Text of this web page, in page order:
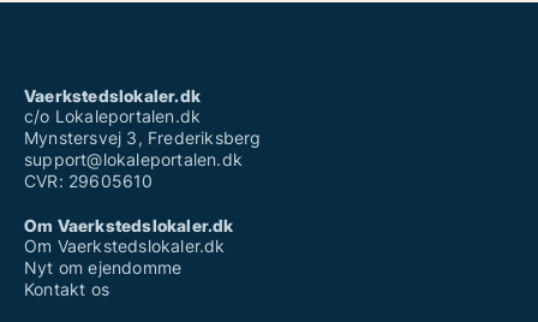
Vaerkstedslokaler.dk
c/o Lokaleportalen.dk
Mynstersvej 3, Frederiksberg
support@lokaleportalen.dk
CVR: 29605610
Om Vaerkstedslokaler.dk
Om Vaerkstedslokaler.dk
Nyt om ejendomme
Kontakt os